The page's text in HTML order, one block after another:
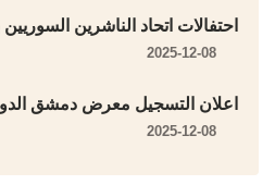
احتفالات اتحاد الناشرين السوريين
2025-12-08
اعلان التسجيل معرض دمشق الدولي
2025-12-08